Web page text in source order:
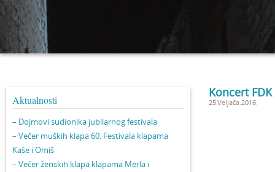
Aktualnosti
– Dojmovi sudionika jubilarnog festivala
– Večer muških klapa 60. Festivala klapama
Kaše i Omiš
– Večer ženskih klapa klapama Merla i
Koncert
25.Veljača.2016.